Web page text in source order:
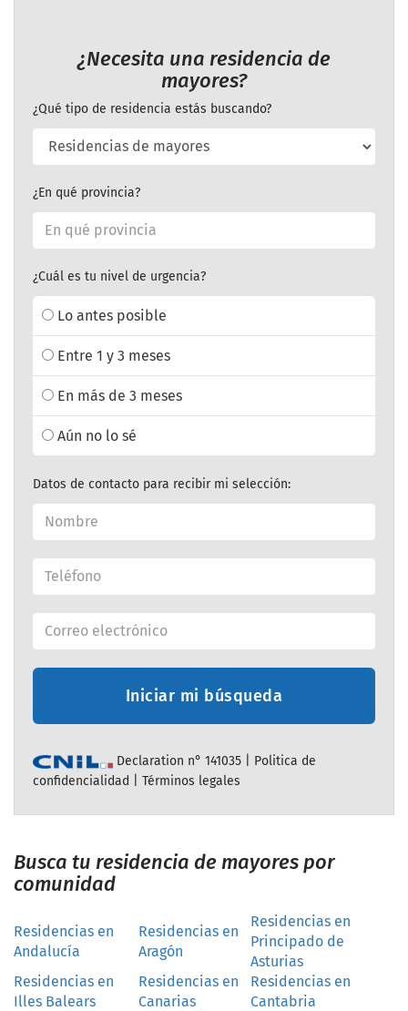
¿Necesita una residencia de
mayores?
¿Qué tipo de residencia estás buscando?
¿En qué provincia?
¿Cuál es tu nivel de urgencia?
Lo antes posible
Entre 1 y 3 meses
En más de 3 meses
Aún no lo sé
Datos de contacto para recibir mi selección:
Iniciar mi búsqueda
Declaration n° 141035 | Politica de
confidencialidad
Términos legales
Busca tu residencia de mayores por
comunidad
Residencias en
Andalucía
Residencias en
Aragón
Residencias en
Principado de
Asturias
Residencias en
Illes Balears
Residencias en
Canarias
Residencias en
Cantabria